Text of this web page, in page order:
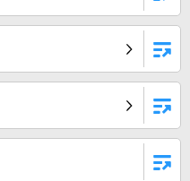
ージョン)